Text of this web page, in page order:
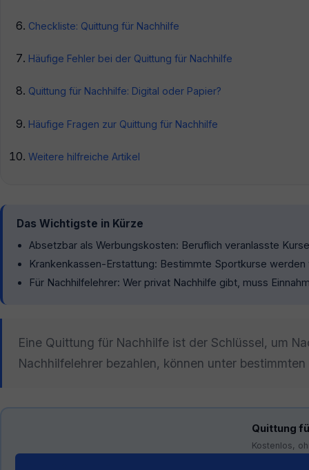
Checkliste: Quittung für Nachhilfe
Häufige Fehler bei der Quittung für Nachhilfe
Quittung für Nachhilfe: Digital oder Papier?
Häufige Fragen zur Quittung für Nachhilfe
Weitere hilfreiche Artikel
Das Wichtigste in Kürze
Absetzbar als Werbungskosten: Beruflich veranlasste
Krankenkassen-Erstattung: Bestimmte Sportkurse
Für Nachhilfelehrer: Wer privat Nachhilfe gibt, muss
Eine Quittung für Nachhilfe ist der Schlüssel, um
Nachhilfelehrer bezahlen, können unter
Quittung
Kostenlos,